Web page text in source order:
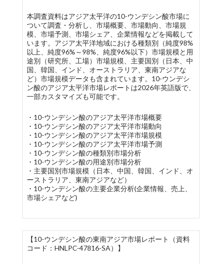
本調査資料はアジア太平洋の10-ウンデシン酸市場に
ついて調査・分析し、市場概要、市場動向、市場規
模、市場予測、市場シェア、企業情報などを掲載して
います。アジア太平洋地域における種類別（純度98%
以上、純度96%～98%、純度96%以下）市場規模と用
途別（研究所、工場）市場規模、主要国別（日本、中
国、韓国、インド、オーストラリア、東南アジアな
ど）市場規模データも含まれています。10-ウンデシ
ン酸のアジア太平洋市場レポートは2026年英語版で、
一部カスタマイズも可能です。
・10-ウンデシン酸のアジア太平洋市場概要
・10-ウンデシン酸のアジア太平洋市場動向
・10-ウンデシン酸のアジア太平洋市場規模
・10-ウンデシン酸のアジア太平洋市場予測
・10-ウンデシン酸の種類別市場分析
・10-ウンデシン酸の用途別市場分析
・主要国別市場規模（日本、中国、韓国、インド、オ
ーストラリア、東南アジアなど）
・10-ウンデシン酸の主要企業分析(企業情報、売上、
市場シェアなど)
【10-ウンデシン酸の東南アジア市場レポート（資料
コード：HNLPC-47816-SA）】